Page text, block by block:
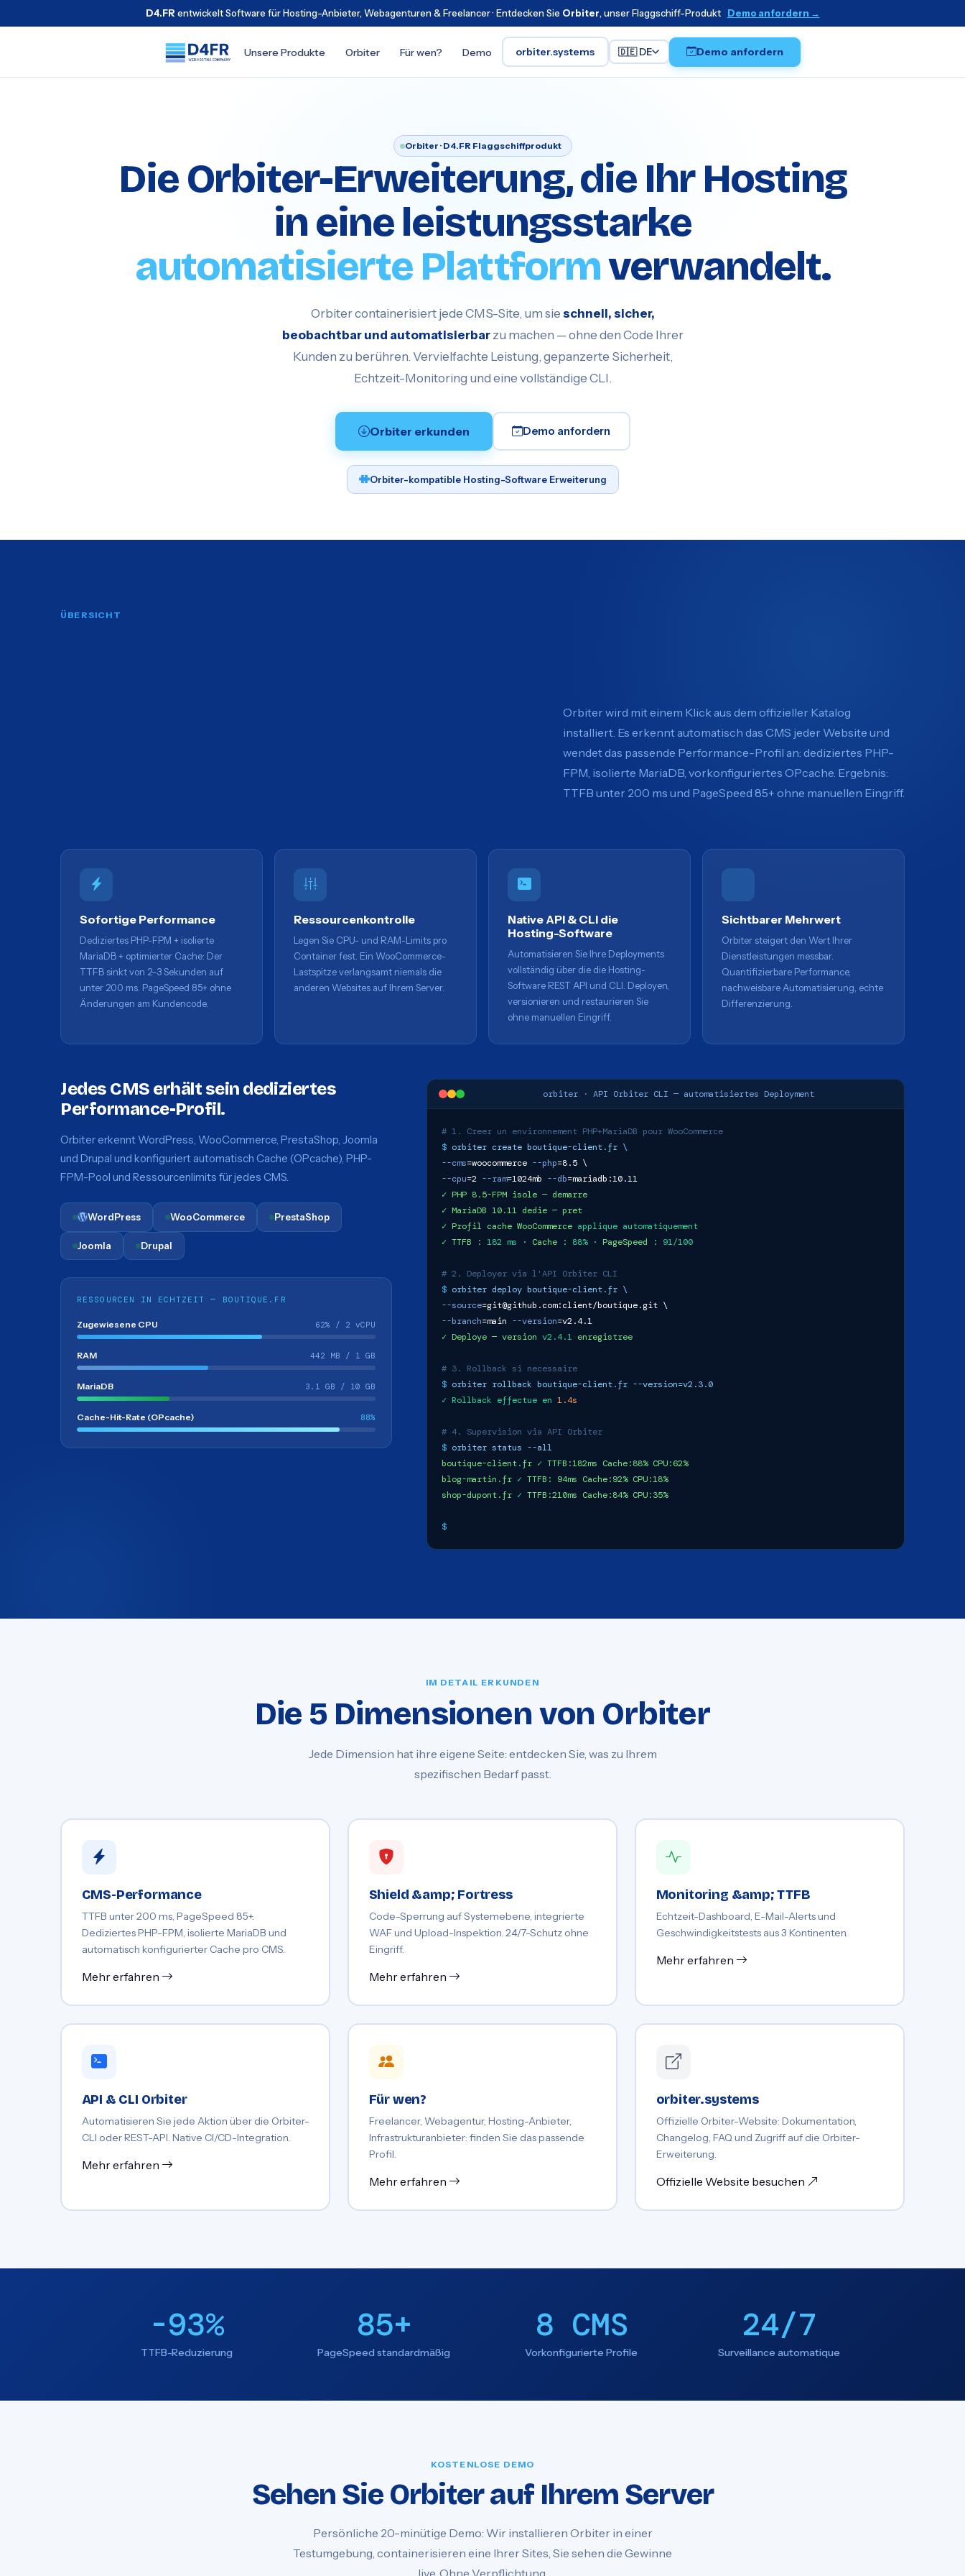
D4.FR entwickelt Software für Hosting-Anbieter, Webagenturen & Freelancer · Entdecken Sie Orbiter, unser Flaggschiff-Produkt Demo anfordern →
Unsere Produkte Orbiter Für wen? Demo orbiter.systems 🇩🇪 DE Demo anfordern
Orbiter · D4.FR Flaggschiffprodukt
Die Orbiter-Erweiterung, die Ihr Hosting
in eine leistungsstarke
automatisierte Plattformverwandelt.
Orbiter containerisiert jede CMS-Site, um sie schnell, sicher,
beobachtbar und automatisierbarzu machen — ohne den Code Ihrer
Kunden zu berühren. Vervielfachte Leistung, gepanzerte Sicherheit,
Echtzeit-Monitoring und eine vollständige CLI.
Orbiter erkunden Demo anfordern
Orbiter-kompatible Hosting-Software Erweiterung
ÜBERSICHT
Orbiter wird mit einem Klick aus dem offizieller Katalog
installiert. Es erkennt automatisch das CMS jeder Website und
wendet das passende Performance-Profil an: dediziertes PHP-
FPM, isolierte MariaDB, vorkonfiguriertes OPcache. Ergebnis:
TTFB unter 200 ms und PageSpeed 85+ ohne manuellen Eingriff.
Sofortige Performance
Dediziertes PHP-FPM + isolierte
MariaDB + optimierter Cache: Der
TTFB sinkt von 2–3 Sekunden auf
unter 200 ms. PageSpeed 85+ ohne
Änderungen am Kundencode.
Ressourcenkontrolle
Legen Sie CPU- und RAM-Limits pro
Container fest. Ein WooCommerce-
Lastspitze verlangsamt niemals die
anderen Websites auf Ihrem Server.
Native API & CLI die
Hosting-Software
Automatisieren Sie Ihre Deployments
vollständig über die die Hosting-
Software REST API und CLI. Deployen,
versionieren und restaurieren Sie
ohne manuellen Eingriff.
Sichtbarer Mehrwert
Orbiter steigert den Wert Ihrer
Dienstleistungen messbar.
Quantifizierbare Performance,
nachweisbare Automatisierung, echte
Differenzierung.
Jedes CMS erhält sein dediziertes
Performance-Profil.
Orbiter erkennt WordPress, WooCommerce, PrestaShop, Joomla
und Drupal und konfiguriert automatisch Cache (OPcache), PHP-
FPM-Pool und Ressourcenlimits für jedes CMS.
WordPress WooCommerce PrestaShop
Joomla Drupal
RESSOURCEN IN ECHTZEIT — BOUTIQUE.FR
Zugewiesene CPU 62% / 2 vCPU
RAM 442 MB / 1 GB
MariaDB 3.1 GB / 10 GB
Cache-Hit-Rate (OPcache) 88%
orbiter · API Orbiter CLI — automatisiertes Deployment
# 1. Creer un environnement PHP+MariaDB pour WooCommerce
$ orbiter create boutique-client.fr \
--cms=woocommerce --php=8.5 \
--cpu=2 --ram=1024mb --db=mariadb:10.11
✓ PHP 8.5-FPM isole — demarre
✓ MariaDB 10.11 dedie — pret
✓ Profil cache WooCommerce applique automatiquement
✓ TTFB : 182 ms · Cache : 88%· PageSpeed : 91/100
# 2. Deployer via l'API Orbiter CLI
$ orbiter deploy boutique-client.fr \
--source=git@github.com:client/boutique.git \
--branch=main --version=v2.4.1
✓ Deploye — version v2.4.1 enregistree
# 3. Rollback si necessaire
$ orbiter rollback boutique-client.fr --version=v2.3.0
✓ Rollback effectue en 1.4s
# 4. Supervision via API Orbiter
$ orbiter status --all
boutique-client.fr ✓ TTFB:182ms Cache:88% CPU:62%
blog-martin.fr ✓ TTFB: 94ms Cache:92% CPU:18%
shop-dupont.fr ✓ TTFB:210ms Cache:84% CPU:35%
$
IM DETAIL ERKUNDEN
Die 5 Dimensionen von Orbiter
Jede Dimension hat ihre eigene Seite: entdecken Sie, was zu Ihrem
spezifischen Bedarf passt.
CMS-Performance
TTFB unter 200 ms, PageSpeed 85+.
Dediziertes PHP-FPM, isolierte MariaDB und
automatisch konfigurierter Cache pro CMS.
Mehr erfahren
Shield &amp; Fortress
Code-Sperrung auf Systemebene, integrierte
WAF und Upload-Inspektion. 24/7-Schutz ohne
Eingriff.
Mehr erfahren
Monitoring &amp; TTFB
Echtzeit-Dashboard, E-Mail-Alerts und
Geschwindigkeitstests aus 3 Kontinenten.
Mehr erfahren
API & CLI Orbiter
Automatisieren Sie jede Aktion über die Orbiter-
CLI oder REST-API. Native CI/CD-Integration.
Mehr erfahren
Für wen?
Freelancer, Webagentur, Hosting-Anbieter,
Infrastrukturanbieter: finden Sie das passende
Profil.
Mehr erfahren
orbiter.systems
Offizielle Orbiter-Website: Dokumentation,
Changelog, FAQ und Zugriff auf die Orbiter-
Erweiterung.
Offizielle Website besuchen
-93%
TTFB-Reduzierung
85+
PageSpeed standardmäßig
8 CMS
Vorkonfigurierte Profile
24/7
Surveillance automatique
KOSTENLOSE DEMO
Sehen Sie Orbiter auf Ihrem Server
Persönliche 20-minütige Demo: Wir installieren Orbiter in einer
Testumgebung, containerisieren eine Ihrer Sites, Sie sehen die Gewinne
live. Ohne Verpflichtung.